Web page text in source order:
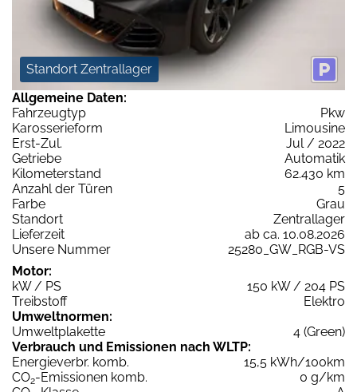
Standort Zentrallager
Allgemeine Daten:
Fahrzeugtyp
Pkw
Karosserieform
Limousine
Erst-Zul.
Jul / 2022
Getriebe
Automatik
Kilometerstand
62.430 km
Anzahl der Türen
5
Farbe
Grau
Standort
Zentrallager
Lieferzeit
ab ca. 10.08.2026
Unsere Nummer
25280_GW_RGB-VS
Motor:
kW / PS
150 kW / 204 PS
Treibstoff
Elektro
Umweltnormen:
Umweltplakette
4 (Green)
Verbrauch und Emissionen nach WLTP:
Energieverbr. komb.
15,5 kWh/100km
CO2-Emissionen komb.
0 g/km